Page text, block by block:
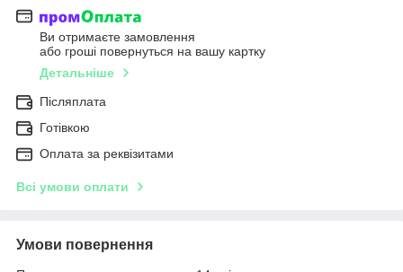
Ви отримаєте замовлення
або гроші повернуться на вашу картку
Детальніше
Післяплата
Готівкою
Оплата за реквізитами
Всі умови оплати
Умови повернення